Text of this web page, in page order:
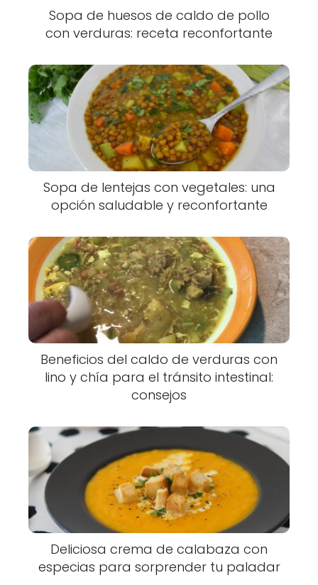
Sopa de huesos de caldo de pollo
con verduras: receta reconfortante
Sopa de lentejas con vegetales: una
opción saludable y reconfortante
Beneficios del caldo de verduras con
lino y chía para el tránsito intestinal:
consejos
Deliciosa crema de calabaza con
especias para sorprender tu paladar